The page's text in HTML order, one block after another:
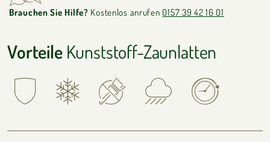
Brauchen Sie Hilfe? Kostenlos anrufen0157 39 42 16 01
VorteileKunststoff-Zaunlatten